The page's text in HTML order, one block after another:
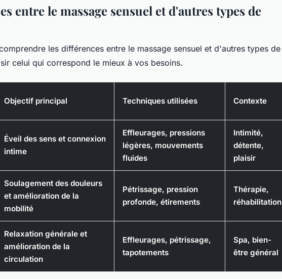
entre le massage sensuel et d'autres types de
les différences entre le massage sensuel et d'autres types de
celui qui correspond le mieux à vos besoins.
Objectif principal Techniques utilisées Contexte
Éveil des sens et connexion
intime
Effleurages, pressions
légères, mouvements
fluides
Intimité,
détente,
plaisir
Soulagement des douleurs
et amélioration de la
mobilité
Pétrissage, pression
profonde, étirements
Thérapie,
réhabilitation
Relaxation générale et
amélioration de la
circulation
Effleurages, pétrissage,
tapotements
Spa, bien-
être général